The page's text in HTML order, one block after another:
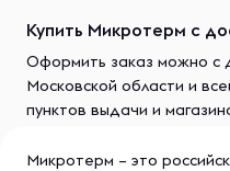
Купить Микротерм с
Оформить заказ можно с
Московской области и
пунктов выдачи и
Микротерм – это